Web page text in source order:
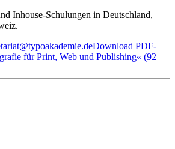
Inhouse-Schulungen in Deutschland,
Download PDF-
für Print, Web und Publishing« (92